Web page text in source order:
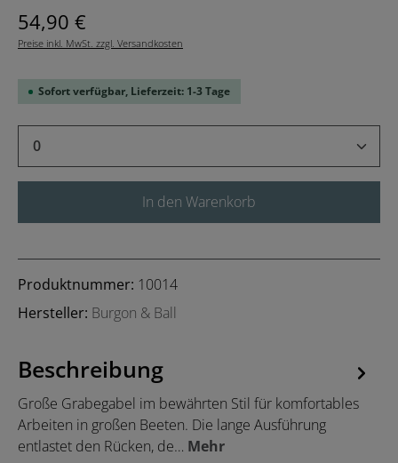
Regulärer Preis:
54,90 €
Preise inkl. MwSt. zzgl. Versandkosten
Sofort verfügbar, Lieferzeit: 1-3 Tage
Produkt Anzahl: Gib den gewünschten
In den Warenkorb
Produktnummer: 10014
Hersteller: Burgon & Ball
Beschreibung
Große Grabegabel im bewährten Stil für komfortables
Arbeiten in großen Beeten. Die lange Ausführung
entlastet den Rücken, de… Mehr